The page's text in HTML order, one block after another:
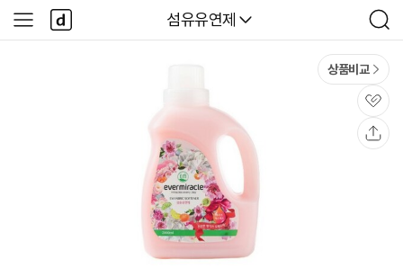
다나와
섬유유연제
검
색
사
이
다
나
와
상품비교
관
심